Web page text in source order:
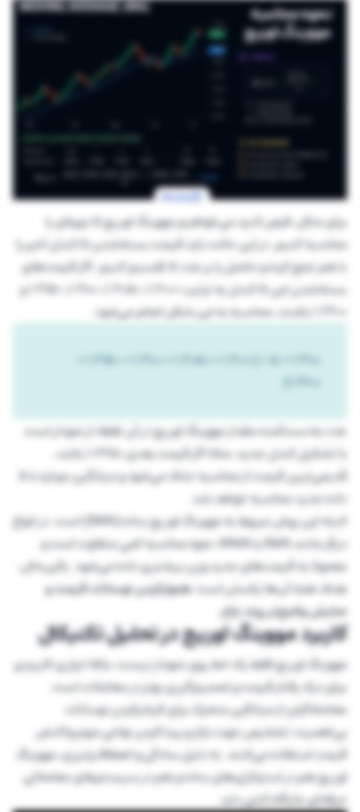
برای مثال، فرض کنید می‌خواهیم مووینگ اوریج 5 دوره‌ای را
محاسبه کنیم. در این حالت باید قیمت بسته‌شدن 5 کندل اخیر را
با هم جمع کرده و حاصل را بر عدد 5 تقسیم کنیم. اگر قیمت‌های
بسته‌شدن این 5 کندل به ترتیب 1.2000، 1.2050، 1.2100، 1.2150 و
1.2200 باشند، محاسبه به این شکل انجام می‌شود:
1.2200)
عدد به‌دست‌آمده مقدار مووینگ اوریج در آن نقطه از نمودار است.
با تشکیل کندل جدید، مثلا اگر قیمت بعدی 1.2250 باشد،
قدیمی‌ترین قیمت از محاسبه حذف می‌شود و میانگین دوباره با 5
داده جدید محاسبه خواهد شد.
البته این روش مربوط به مووینگ اوریج ساده (SMA) است. در انواع
دیگر مانند EMA یا WMA، نحوه محاسبه کمی متفاوت است و
معمولا به قیمت‌های جدید وزن بیشتری داده می‌شود. بااین‌حال،
هدف همه آن‌ها یکسان است:هموارکردن نوسانات قیمت و
نمایش واضح‌تر روند بازار.
کاربرد مووینگ اوریج در تحلیل تکنیکال
مووینگ اوریج فقط یک خط روی نمودار نیست، بلکه ابزاری کاربردی
برای درک رفتار قیمت و تصمیم‌گیری بهتر در معاملات است.
معامله‌گران از میانگین متحرک برای فیلترکردن نوسانات
بی‌اهمیت، تشخیص جهت بازار و پیداکردن نواحی مهم واکنش
قیمت استفاده می‌کنند. به دلیل سادگی و انعطاف‌پذیری، مووینگ
اوریج هم در استراتژی‌های ساده و هم در سیستم‌های معاملاتی
حرفه‌ای جایگاه ثابتی دارد.